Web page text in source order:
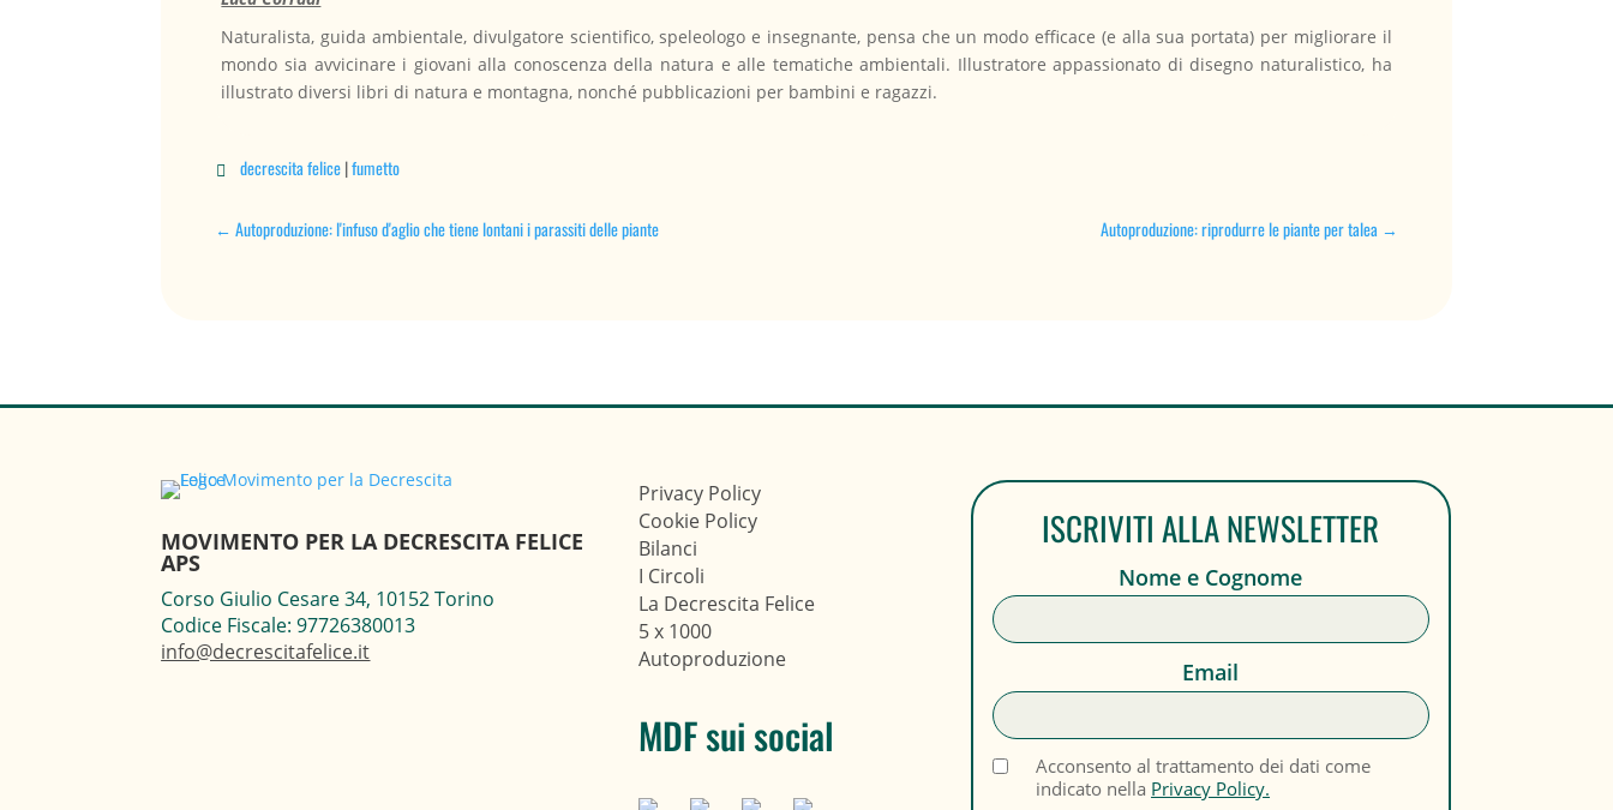
Naturalista, guida ambientale, divulgatore scientifico, speleologo e insegnante, pensa che un modo efficace (e alla sua portata) per migliorare il
mondo sia avvicinare i giovani alla conoscenza della natura e alle tematiche ambientali. Illustratore appassionato di disegno naturalistico, ha
illustrato diversi libri di natura e montagna, nonché pubblicazioni per bambini e ragazzi.
 decrescita felice|fumetto
←Autoproduzione: l'infuso d'aglio che tiene lontani i parassiti delle piante Autoproduzione: riprodurre le piante per talea →
MOVIMENTO PER LA DECRESCITA FELICE
APS
Corso Giulio Cesare 34, 10152 Torino
Codice Fiscale: 97726380013
info@decrescitafelice.it
Privacy Policy
Cookie Policy
Bilanci
I Circoli
La Decrescita Felice
5 x 1000
Autoproduzione
MDF sui social
ISCRIVITI ALLA NEWSLETTER
Nome e Cognome
Email
Acconsento al trattamento dei dati come
indicato nella Privacy Policy.